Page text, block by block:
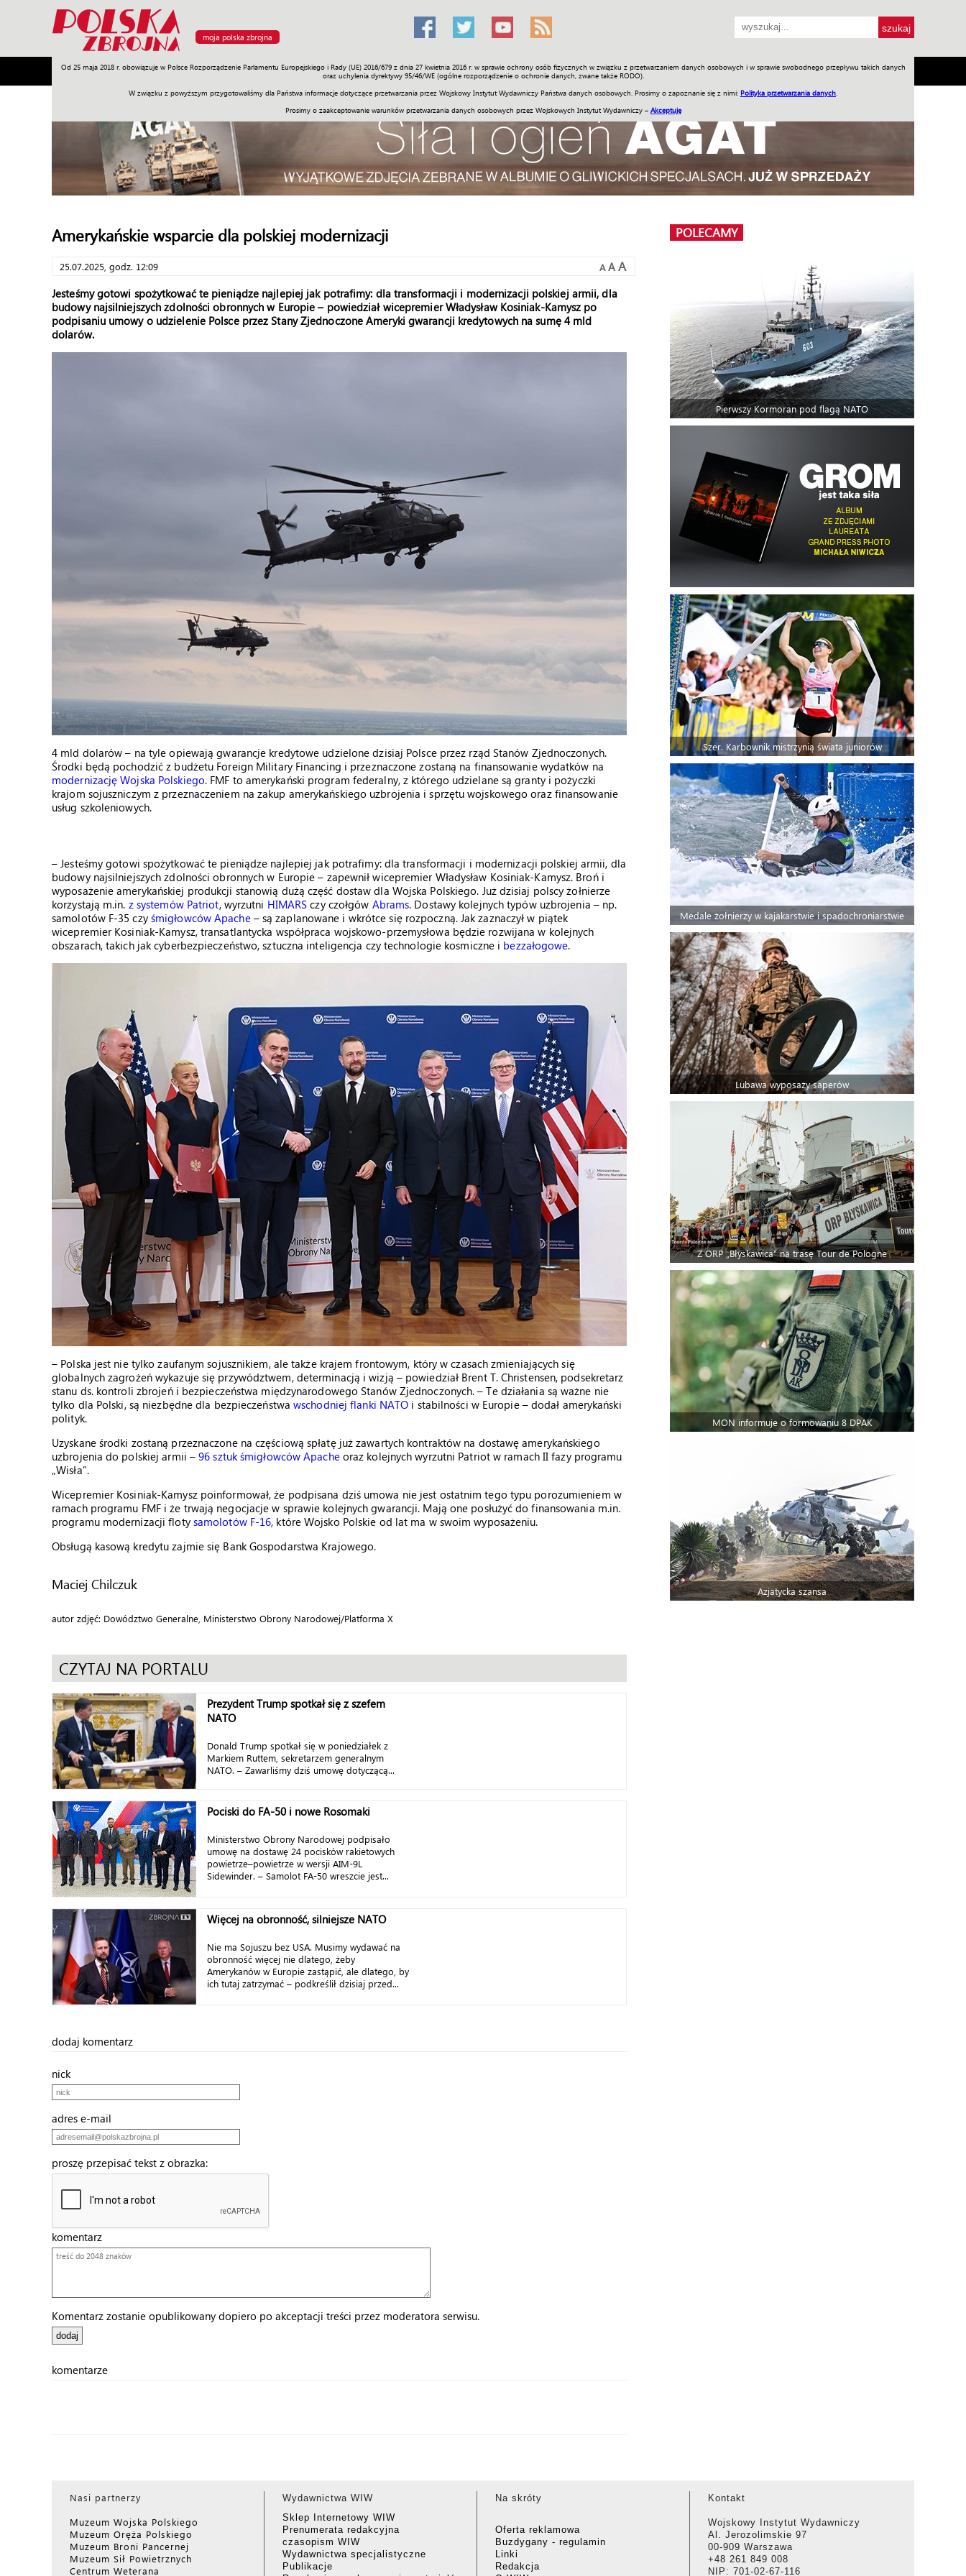
moja polska zbrojna
Od 25 maja 2018 r. obowiązuje w Polsce Rozporządzenie Parlamentu Europejskiego i Rady (UE) 2016/679 z dnia 27 kwietnia 2016 r. w sprawie ochrony osób fizycznych w związku z przetwarzaniem danych osobowych i w sprawie swobodnego przepływu takich danych
oraz uchylenia dyrektywy 95/46/WE (ogólne rozporządzenie o ochronie danych, zwane także RODO).
W związku z powyższym przygotowaliśmy dla Państwa informacje dotyczące przetwarzania przez Wojskowy Instytut Wydawniczy Państwa danych osobowych. Prosimy o zapoznanie się z nimi: Polityka przetwarzania danych
Prosimy o zaakceptowanie warunków przetwarzania danych osobowych przez Wojskowych Instytut Wydawniczy – Akceptuję
Armia Poligon Sprzęt Misje Polityka Prawo Świat Społeczność Sport Historia Galerie Wideo ENGLISH SKLEP Jednodniówki Praca w WIW
Amerykańskie wsparcie dla polskiej modernizacji
25.07.2025, godz. 12:09 A A A
Jesteśmy gotowi spożytkować te pieniądze najlepiej jak potrafimy: dla transformacji i modernizacji polskiej armii, dla
budowy najsilniejszych zdolności obronnych w Europie – powiedział wicepremier Władysław Kosiniak-Kamysz po
podpisaniu umowy o udzielenie Polsce przez Stany Zjednoczone Ameryki gwarancji kredytowych na sumę 4 mld
dolarów.
4 mld dolarów – na tyle opiewają gwarancje kredytowe udzielone dzisiaj Polsce przez rząd Stanów Zjednoczonych.
Środki będą pochodzić z budżetu Foreign Military Financing i przeznaczone zostaną na finansowanie wydatków na
modernizację Wojska Polskiego. FMF to amerykański program federalny, z którego udzielane są granty i pożyczki
krajom sojuszniczym z przeznaczeniem na zakup amerykańskiego uzbrojenia i sprzętu wojskowego oraz finansowanie
usług szkoleniowych.
– Jesteśmy gotowi spożytkować te pieniądze najlepiej jak potrafimy: dla transformacji i modernizacji polskiej armii, dla
budowy najsilniejszych zdolności obronnych w Europie – zapewnił wicepremier Władysław Kosiniak-Kamysz. Broń i
wyposażenie amerykańskiej produkcji stanowią dużą część dostaw dla Wojska Polskiego. Już dzisiaj polscy żołnierze
korzystają m.in. z systemów Patriot, wyrzutni HIMARS czy czołgów Abrams. Dostawy kolejnych typów uzbrojenia – np.
samolotów F-35 czy śmigłowców Apache– są zaplanowane i wkrótce się rozpoczną. Jak zaznaczył w piątek
wicepremier Kosiniak-Kamysz, transatlantycka współpraca wojskowo-przemysłowa będzie rozwijana w kolejnych
obszarach, takich jak cyberbezpieczeństwo, sztuczna inteligencja czy technologie kosmiczne i bezzałogowe.
– Polska jest nie tylko zaufanym sojusznikiem, ale także krajem frontowym, który w czasach zmieniających się
globalnych zagrożeń wykazuje się przywództwem, determinacją i wizją – powiedział Brent T. Christensen, podsekretarz
stanu ds. kontroli zbrojeń i bezpieczeństwa międzynarodowego Stanów Zjednoczonych. – Te działania są ważne nie
tylko dla Polski, są niezbędne dla bezpieczeństwawschodniej flanki NATO i stabilności w Europie – dodał amerykański
polityk.
Uzyskane środki zostaną przeznaczone na częściową spłatę już zawartych kontraktów na dostawę amerykańskiego
uzbrojenia do polskiej armii –96 sztuk śmigłowców Apacheoraz kolejnych wyrzutni Patriot w ramach II fazy programu
„Wisła”.
Wicepremier Kosiniak-Kamysz poinformował, że podpisana dziś umowa nie jest ostatnim tego typu porozumieniem w
ramach programu FMF i że trwają negocjacje w sprawie kolejnych gwarancji. Mają one posłużyć do finansowania m.in.
programu modernizacji floty samolotów F-16, które Wojsko Polskie od lat ma w swoim wyposażeniu.
Obsługą kasową kredytu zajmie się Bank Gospodarstwa Krajowego.
Maciej Chilczuk
autor zdjęć: Dowództwo Generalne, Ministerstwo Obrony Narodowej/Platforma X
CZYTAJ NA PORTALU
Prezydent Trump spotkał się z szefem
NATO
Donald Trump spotkał się w poniedziałek z
Markiem Ruttem, sekretarzem generalnym
NATO. – Zawarliśmy dziś umowę dotyczącą...
Pociski do FA-50 i nowe Rosomaki
Ministerstwo Obrony Narodowej podpisało
umowę na dostawę 24 pocisków rakietowych
powietrze–powietrze w wersji AIM-9L
Sidewinder. – Samolot FA-50 wreszcie jest...
Więcej na obronność, silniejsze NATO
Nie ma Sojuszu bez USA. Musimy wydawać na
obronność więcej nie dlatego, żeby
Amerykanów w Europie zastąpić, ale dlatego, by
ich tutaj zatrzymać – podkreślił dzisiaj przed...
dodaj komentarz
nick
adres e-mail
proszę przepisać tekst z obrazka:
komentarz
Komentarz zostanie opublikowany dopiero po akceptacji treści przez moderatora serwisu.
komentarze
POLECAMY
Pierwszy Kormoran pod flagą NATO
Szer. Karbownik mistrzynią świata juniorów
Medale żołnierzy w kajakarstwie i spadochroniarstwie
Lubawa wyposaży saperów
Z ORP „Błyskawica” na trasę Tour de Pologne
MON informuje o formowaniu 8 DPAK
Azjatycka szansa
Nasi partnerzy
Muzeum Wojska Polskiego
Muzeum Oręża Polskiego
Muzeum Broni Pancernej
Muzeum Sił Powietrznych
Centrum Weterana
Wydawnictwa WIW
Sklep Internetowy WIW
Prenumerata redakcyjna
czasopism WIW
Wydawnictwa specjalistyczne
Publikacje
Na skróty
Oferta reklamowa
Buzdygany - regulamin
Linki
Redakcja
Kontakt
Wojskowy Instytut Wydawniczy
Al. Jerozolimskie 97
00-909 Warszawa
+48 261 849 008
NIP: 701-02-67-116